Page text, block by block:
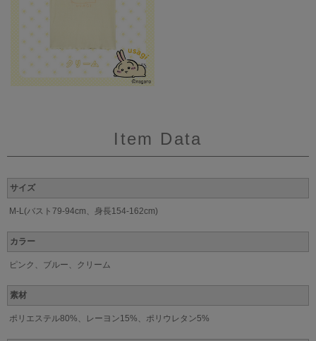
Item Data
サイズ
M-L(バスト79-94cm、身長154-162cm)
カラー
ピンク、ブルー、クリーム
素材
ポリエステル80%、レーヨン15%、ポリウレタン5%